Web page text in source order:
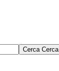
Cerca Cerca